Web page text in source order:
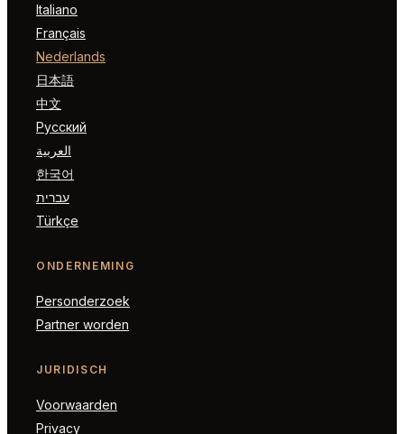
Italiano
Français
Nederlands
日本語
中文
Русский
العربية
한국어
עברית
Türkçe
ONDERNEMING
Personderzoek
Partner worden
JURIDISCH
Voorwaarden
Privacy